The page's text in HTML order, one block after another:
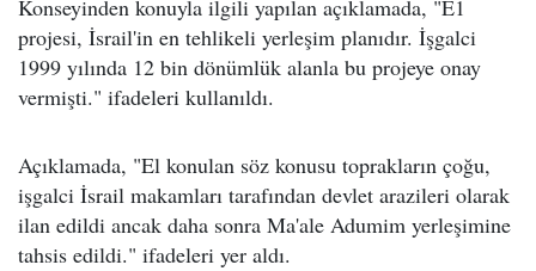
Konseyinden konuyla ilgili yapılan açıklamada, "E1
projesi, İsrail'in en tehlikeli yerleşim planıdır. İşgalci
1999 yılında 12 bin dönümlük alanla bu projeye onay
vermişti." ifadeleri kullanıldı.
Açıklamada, "El konulan söz konusu toprakların çoğu,
işgalci İsrail makamları tarafından devlet arazileri olarak
ilan edildi ancak daha sonra Ma'ale Adumim yerleşimine
tahsis edildi." ifadeleri yer aldı.